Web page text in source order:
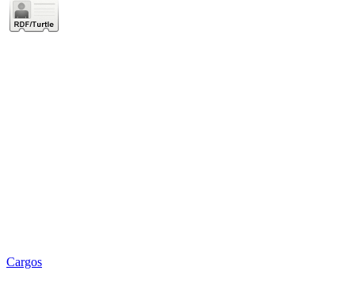
Cargos